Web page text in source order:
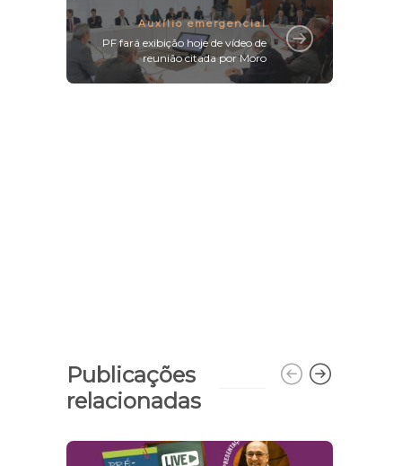
Auxílio emergencial
PF fará exibição hoje de vídeo de
reunião citada por Moro
Publicações
relacionadas